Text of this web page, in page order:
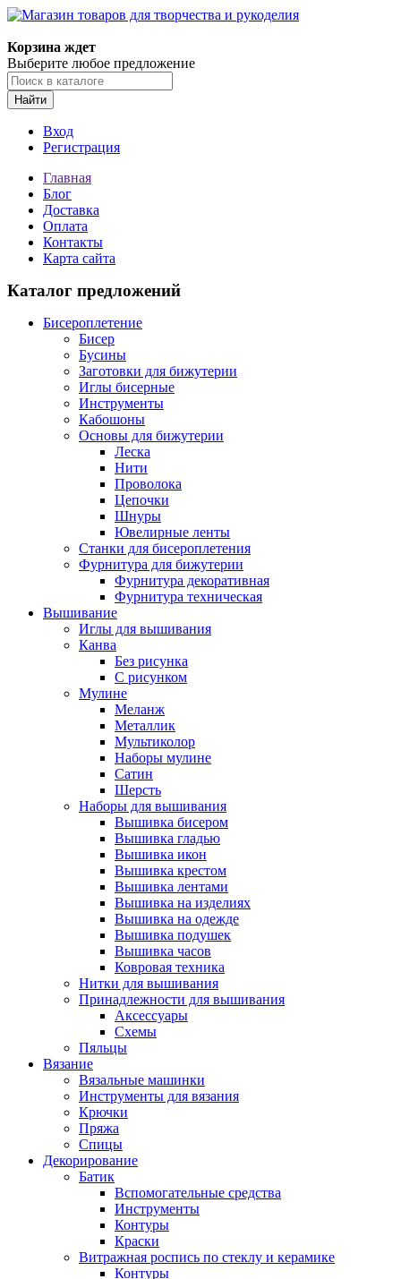
Корзина ждет
Выберите любое предложение
Найти
Вход
Регистрация
Главная
Блог
Доставка
Оплата
Контакты
Карта сайта
Каталог предложений
Бисероплетение
Бисер
Бусины
Заготовки для бижутерии
Иглы бисерные
Инструменты
Кабошоны
Основы для бижутерии
Леска
Нити
Проволока
Цепочки
Шнуры
Ювелирные ленты
Станки для бисероплетения
Фурнитура для бижутерии
Фурнитура декоративная
Фурнитура техническая
Вышивание
Иглы для вышивания
Канва
Без рисунка
С рисунком
Мулине
Меланж
Металлик
Мультиколор
Наборы мулине
Сатин
Шерсть
Наборы для вышивания
Вышивка бисером
Вышивка гладью
Вышивка икон
Вышивка крестом
Вышивка лентами
Вышивка на изделиях
Вышивка на одежде
Вышивка подушек
Вышивка часов
Ковровая техника
Нитки для вышивания
Принадлежности для вышивания
Аксессуары
Схемы
Пяльцы
Вязание
Вязальные машинки
Инструменты для вязания
Крючки
Пряжа
Спицы
Декорирование
Батик
Вспомогательные средства
Инструменты
Контуры
Краски
Витражная роспись по стеклу и керамике
Контуры